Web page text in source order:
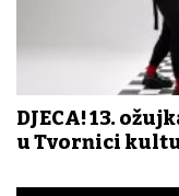
DJECA! 13.
u Tvornici